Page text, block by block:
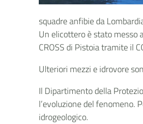
squadre anfibie da
Un elicottero è stato messo
CROSS di Pistoia tramite il
Ulteriori mezzi e idrovore
Il Dipartimento della
l’evoluzione del fenomeno.
idrogeologico.